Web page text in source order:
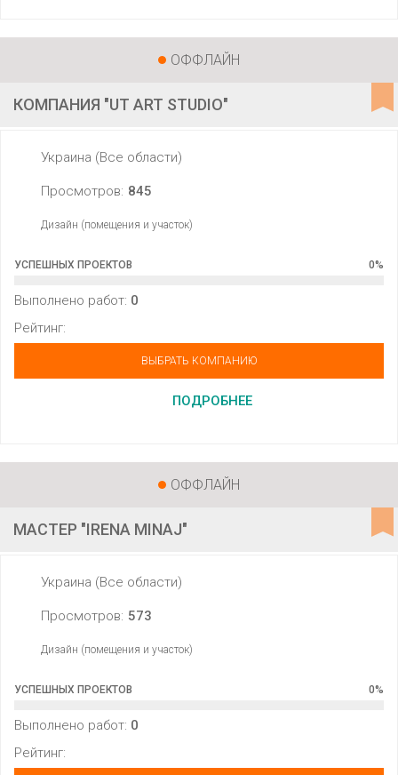
ОФФЛАЙН
КОМПАНИЯ "UT ART STUDIO"
Украина (Все области)
Просмотров: 845
Дизайн (помещения и участок)
УСПЕШНЫХ ПРОЕКТОВ 0%
Выполнено работ: 0
Рейтинг:
ВЫБРАТЬ КОМПАНИЮ
ПОДРОБНЕЕ
ОФФЛАЙН
МАСТЕР "IRENA MINAJ"
Украина (Все области)
Просмотров: 573
Дизайн (помещения и участок)
УСПЕШНЫХ ПРОЕКТОВ 0%
Выполнено работ: 0
Рейтинг: